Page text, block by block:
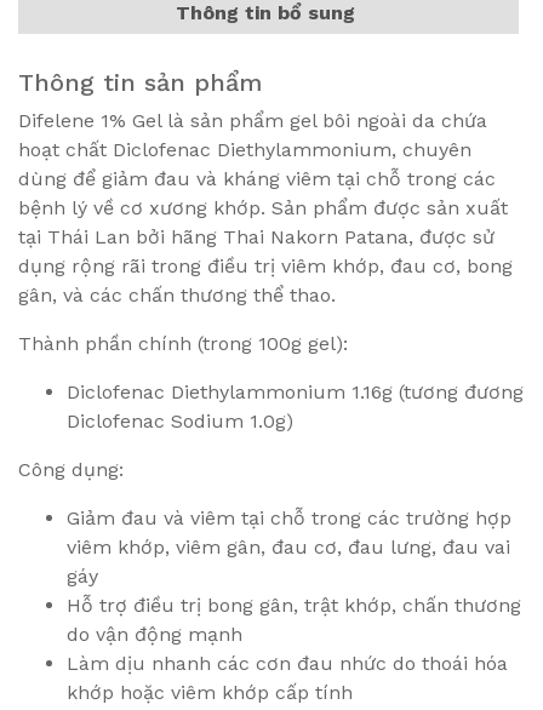
Thông tin bổ sung
Thông tin sản phẩm
Difelene 1% Gel là sản phẩm gel bôi ngoài da chứa
hoạt chất Diclofenac Diethylammonium, chuyên
dùng để giảm đau và kháng viêm tại chỗ trong các
bệnh lý về cơ xương khớp. Sản phẩm được sản xuất
tại Thái Lan bởi hãng Thai Nakorn Patana, được sử
dụng rộng rãi trong điều trị viêm khớp, đau cơ, bong
gân, và các chấn thương thể thao.
Thành phần chính (trong 100g gel):
Diclofenac Diethylammonium 1.16g (tương đương
Diclofenac Sodium 1.0g)
Công dụng:
Giảm đau và viêm tại chỗ trong các trường hợp
viêm khớp, viêm gân, đau cơ, đau lưng, đau vai
gáy
Hỗ trợ điều trị bong gân, trật khớp, chấn thương
do vận động mạnh
Làm dịu nhanh các cơn đau nhức do thoái hóa
khớp hoặc viêm khớp cấp tính